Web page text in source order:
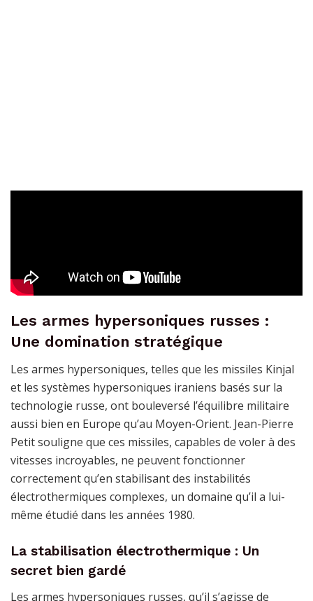
Les armes hypersoniques russes :
Une domination stratégique
Les armes hypersoniques, telles que les missiles Kinjal
et les systèmes hypersoniques iraniens basés sur la
technologie russe, ont bouleversé l’équilibre militaire
aussi bien en Europe qu’au Moyen-Orient. Jean-Pierre
Petit souligne que ces missiles, capables de voler à des
vitesses incroyables, ne peuvent fonctionner
correctement qu’en stabilisant des instabilités
électrothermiques complexes, un domaine qu’il a lui-
même étudié dans les années 1980.
La stabilisation électrothermique : Un
secret bien gardé
Les armes hypersoniques russes, qu’il s’agisse de